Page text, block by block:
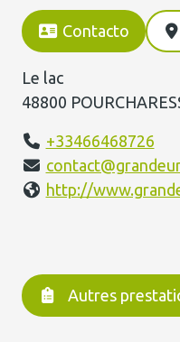
Contacto
Le lac
48800
+33466468726
http://
Autres